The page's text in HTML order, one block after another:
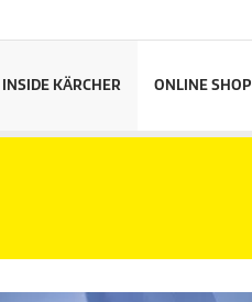
INSIDE KÄRCHER ONLINE SHOP